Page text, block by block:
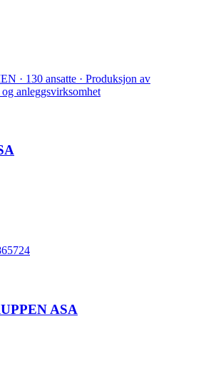
· 130 ansatte · Produksjon av
anleggsvirksomhet
ASA